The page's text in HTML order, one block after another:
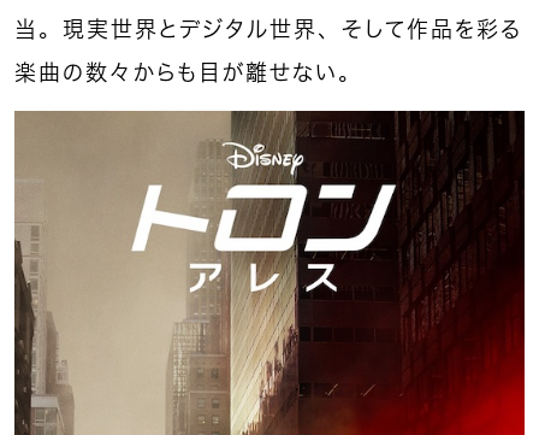
当。現実世界とデジタル世界、そして作品を彩る
楽曲の数々からも目が離せない。